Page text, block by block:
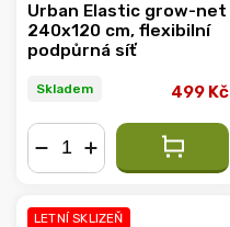
Urban Elastic grow-net
240x120 cm, flexibilní
podpůrná síť
Skladem 499 Kč
LETNÍ SKLIZEŇ